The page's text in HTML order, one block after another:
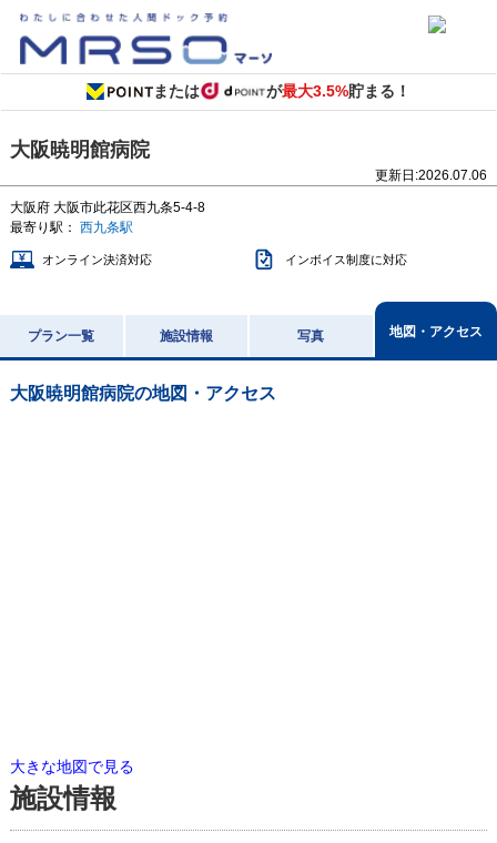
または が最大3.5%貯まる！
大阪暁明館病院
更新日:2026.07.06
大阪府 大阪市此花区西九条5-4-8
最寄り駅： 西九条駅
オンライン決済対応 インボイス制度に対応
プラン一覧 施設情報 写真 地図・アクセス
大阪暁明館病院の地図・アクセス
大きな地図で見る
施設情報